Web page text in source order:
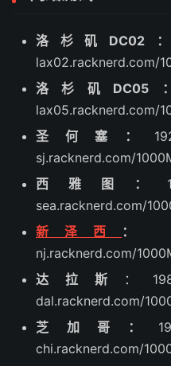
洛杉矶DC02
lax02.racknerd.com/
洛杉矶DC05
lax05.racknerd.com/
圣何塞：
sj.racknerd.com/
西雅图：
sea.racknerd.com/
新泽西
：
nj.racknerd.com/
达拉斯
：
dal.racknerd.com/
芝加哥：
chi.racknerd.com/